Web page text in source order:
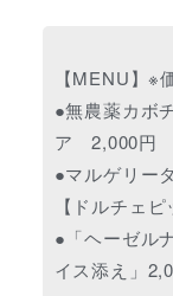
【MENU】※
●無農薬カボ
ア 2,000円
●マルゲリ
【ドルチェピ
●「ヘーゼル
イス添え」